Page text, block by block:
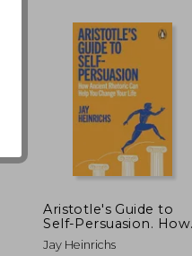
$ 103.379
$ 51.690
50%
dcto.
Aristotle's Guide to
Self-Persuasion. How
Ancient Rhetoric Can
Help You Change Your
Jay Heinrichs